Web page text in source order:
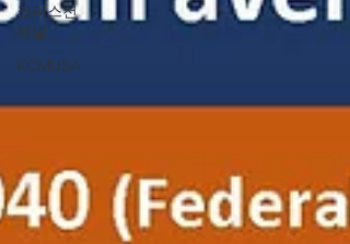
크리스천
저널
KCMUSA